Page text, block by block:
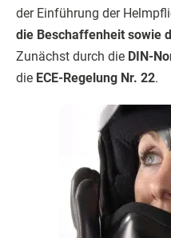
der Einführung der
die Beschaffenheit sowie
Zunächst durch die DIN-
die ECE-Regelung Nr. 22.